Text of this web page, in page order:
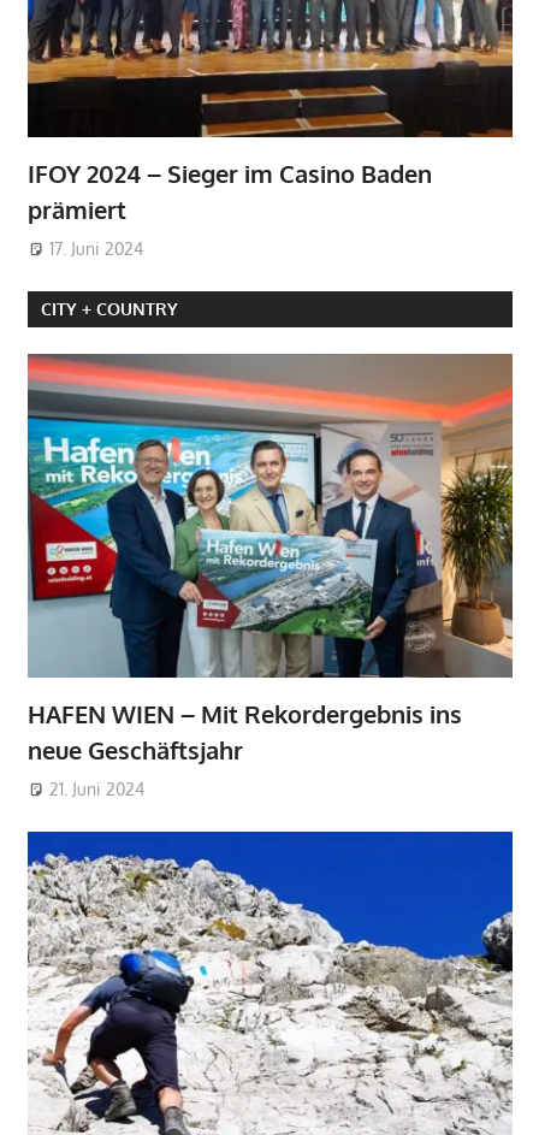
IFOY 2024 – Sieger im Casino Baden
prämiert
17. Juni 2024
CITY + COUNTRY
HAFEN WIEN – Mit Rekordergebnis ins
neue Geschäftsjahr
21. Juni 2024